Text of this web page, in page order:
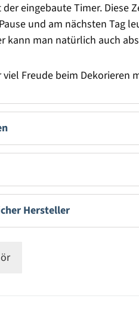
eingebaute Timer. Diese
und am nächsten Tag
kann man natürlich auch
Freude beim Dekorieren
Hersteller